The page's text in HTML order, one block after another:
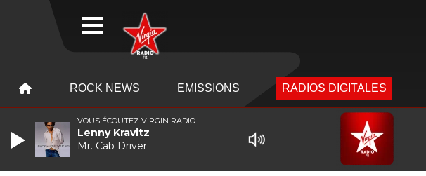
ROCK NEWS EMISSIONS RADIOS DIGITALES
VOUS ÉCOUTEZ VIRGIN RADIO
Lenny Kravitz
Mr. Cab Driver
WEBRADIO